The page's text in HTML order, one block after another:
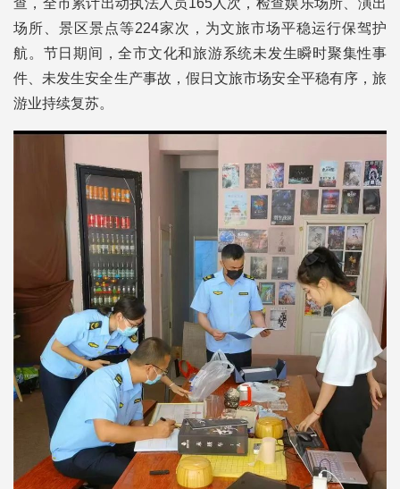
查，全市累计出动执法人员165人次，检查娱乐场所、演出
场所、景区景点等224家次，为文旅市场平稳运行保驾护
航。节日期间，全市文化和旅游系统未发生瞬时聚集性事
件、未发生安全生产事故，假日文旅市场安全平稳有序，旅
游业持续复苏。